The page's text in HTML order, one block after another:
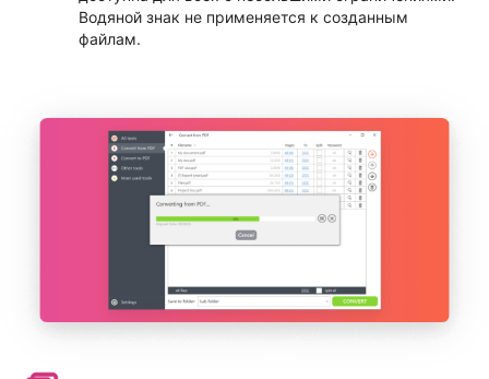
Водяной знак не применяется к созданным
файлам.